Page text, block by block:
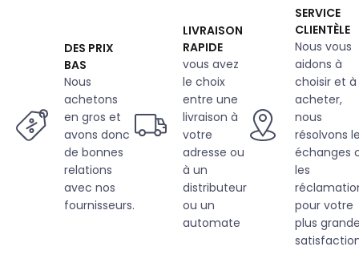
DES PRIX
BAS
Nous
achetons
en gros et
avons donc
de bonnes
relations
avec nos
fournisseurs.
LIVRAISON
RAPIDE
vous avez
le choix
entre une
livraison à
votre
adresse ou
à un
distributeur
ou un
automate
SERVICE
CLIENTÈLE
Nous vous
aidons à
choisir et à
acheter,
nous
résolvons
échanges
les
pour votre
plus